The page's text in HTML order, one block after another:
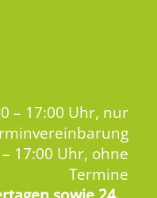
– 17:00 Uhr, nur
17:00 Uhr, ohne
Termine